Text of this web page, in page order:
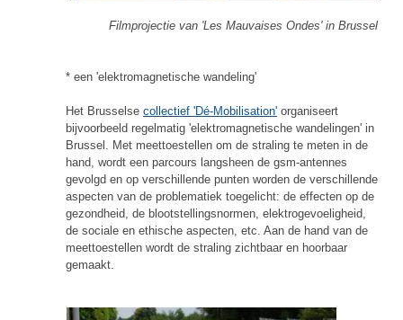
Filmprojectie van 'Les Mauvaises Ondes' in Brussel
* een 'elektromagnetische wandeling'
Het Brusselse collectief 'Dé-Mobilisation' organiseert
bijvoorbeeld regelmatig 'elektromagnetische wandelingen' in
Brussel. Met meettoestellen om de straling te meten in de
hand, wordt een parcours langsheen de gsm-antennes
gevolgd en op verschillende punten worden de verschillende
aspecten van de problematiek toegelicht: de effecten op de
gezondheid, de blootstellingsnormen, elektrogevoeligheid,
de sociale en ethische aspecten, etc. Aan de hand van de
meettoestellen wordt de straling zichtbaar en hoorbaar
gemaakt.